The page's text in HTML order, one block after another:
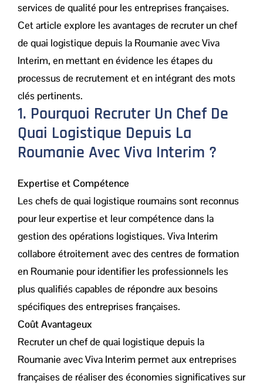
services de qualité pour les entreprises françaises.
Cet article explore les avantages de recruter un chef
de quai logistique depuis la Roumanie avec Viva
Interim, en mettant en évidence les étapes du
processus de recrutement et en intégrant des mots
clés pertinents.
1. Pourquoi Recruter Un Chef De
Quai Logistique Depuis La
Roumanie Avec Viva Interim ?
Expertise et Compétence
Les chefs de quai logistique roumains sont reconnus
pour leur expertise et leur compétence dans la
gestion des opérations logistiques. Viva Interim
collabore étroitement avec des centres de formation
en Roumanie pour identifier les professionnels les
plus qualifiés capables de répondre aux besoins
spécifiques des entreprises françaises.
Coût Avantageux
Recruter un chef de quai logistique depuis la
Roumanie avec Viva Interim permet aux entreprises
françaises de réaliser des économies significatives sur